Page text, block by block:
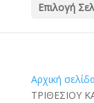
Επιλογή
Αρχική
ΤΡΙΘΕΣΙΟΥ